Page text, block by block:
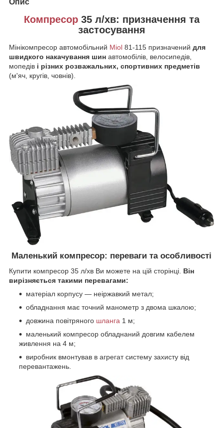
Компресор35 л/хв: призначення та
застосування
Мінікомпресор автомобільний Miol 81-115 призначений для
швидкого накачування шин автомобілів, велосипедів,
мопедів і різних розважальних, спортивних предметів
(м'яч, кругів, човнів).
Маленький компресор: переваги та особливості
Купити компресор 35 л/хв Ви можете на цій сторінці. Він
вирізняється такими перевагами:
матеріал корпусу — неіржавкий метал;
обладнання має точний манометр з двома шкалою;
довжина повітряного шланга 1 м;
маленький компресор обладнаний довгим кабелем
живлення на 4 м;
виробник вмонтував в агрегат систему захисту від
перевантажень.